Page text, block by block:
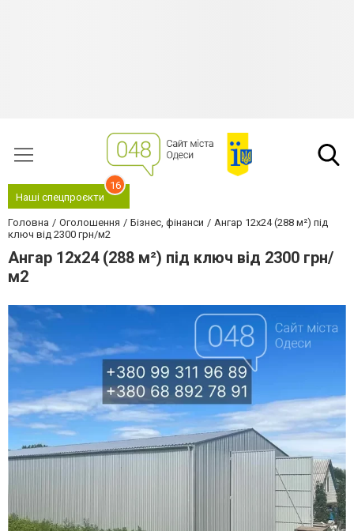
Наші спецпроєкти
16
Головна Оголошення Бізнес, фінанси
Ангар 12х24 (288 м²) під
ключ від 2300 грн/м2
Ангар 12х24 (288 м²) під ключ від 2300 грн/
м2